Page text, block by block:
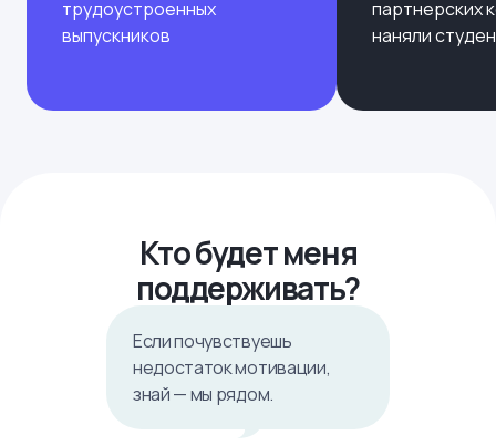
трудоустроенных
выпускников
партнерских
наняли
Кто будет меня
поддерживать?
Если почувствуешь
недостаток мотивации,
знай — мы рядом.